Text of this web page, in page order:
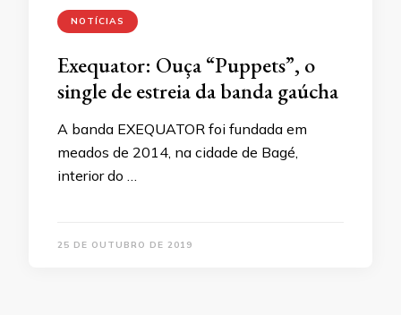
NOTÍCIAS
Exequator: Ouça “Puppets”, o
single de estreia da banda gaúcha
A banda EXEQUATOR foi fundada em
meados de 2014, na cidade de Bagé,
interior do …
25 DE OUTUBRO DE 2019